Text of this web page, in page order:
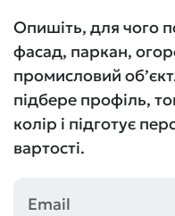
Опишіть, для чого
фасад, паркан,
промисловий
підбере профіль,
колір і підготує
вартості.